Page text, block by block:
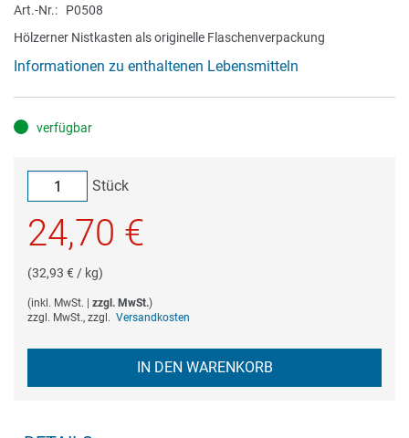
der
Bildergalerie
Art.-Nr.
P0508
Hölzerner Nistkasten als originelle Flaschenverpackung
Informationen zu enthaltenen Lebensmitteln
verfügbar
Stück
24,70 €
(32,93 € / kg)
(inkl. MwSt. zzgl. MwSt.)
zzgl. MwSt., zzgl. Versandkosten
IN DEN WARENKORB